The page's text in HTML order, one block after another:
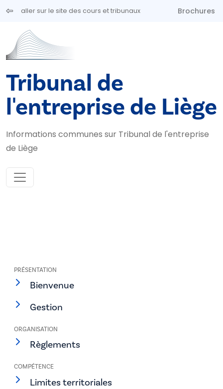
Aller au contenu principal
aller sur le site des cours et tribunaux Brochures
Tribunal de
l'entreprise de Liège
Informations communes sur Tribunal de l'entreprise
de Liège
PRÉSENTATION
Bienvenue
Gestion
ORGANISATION
Règlements
COMPÉTENCE
Limites territoriales